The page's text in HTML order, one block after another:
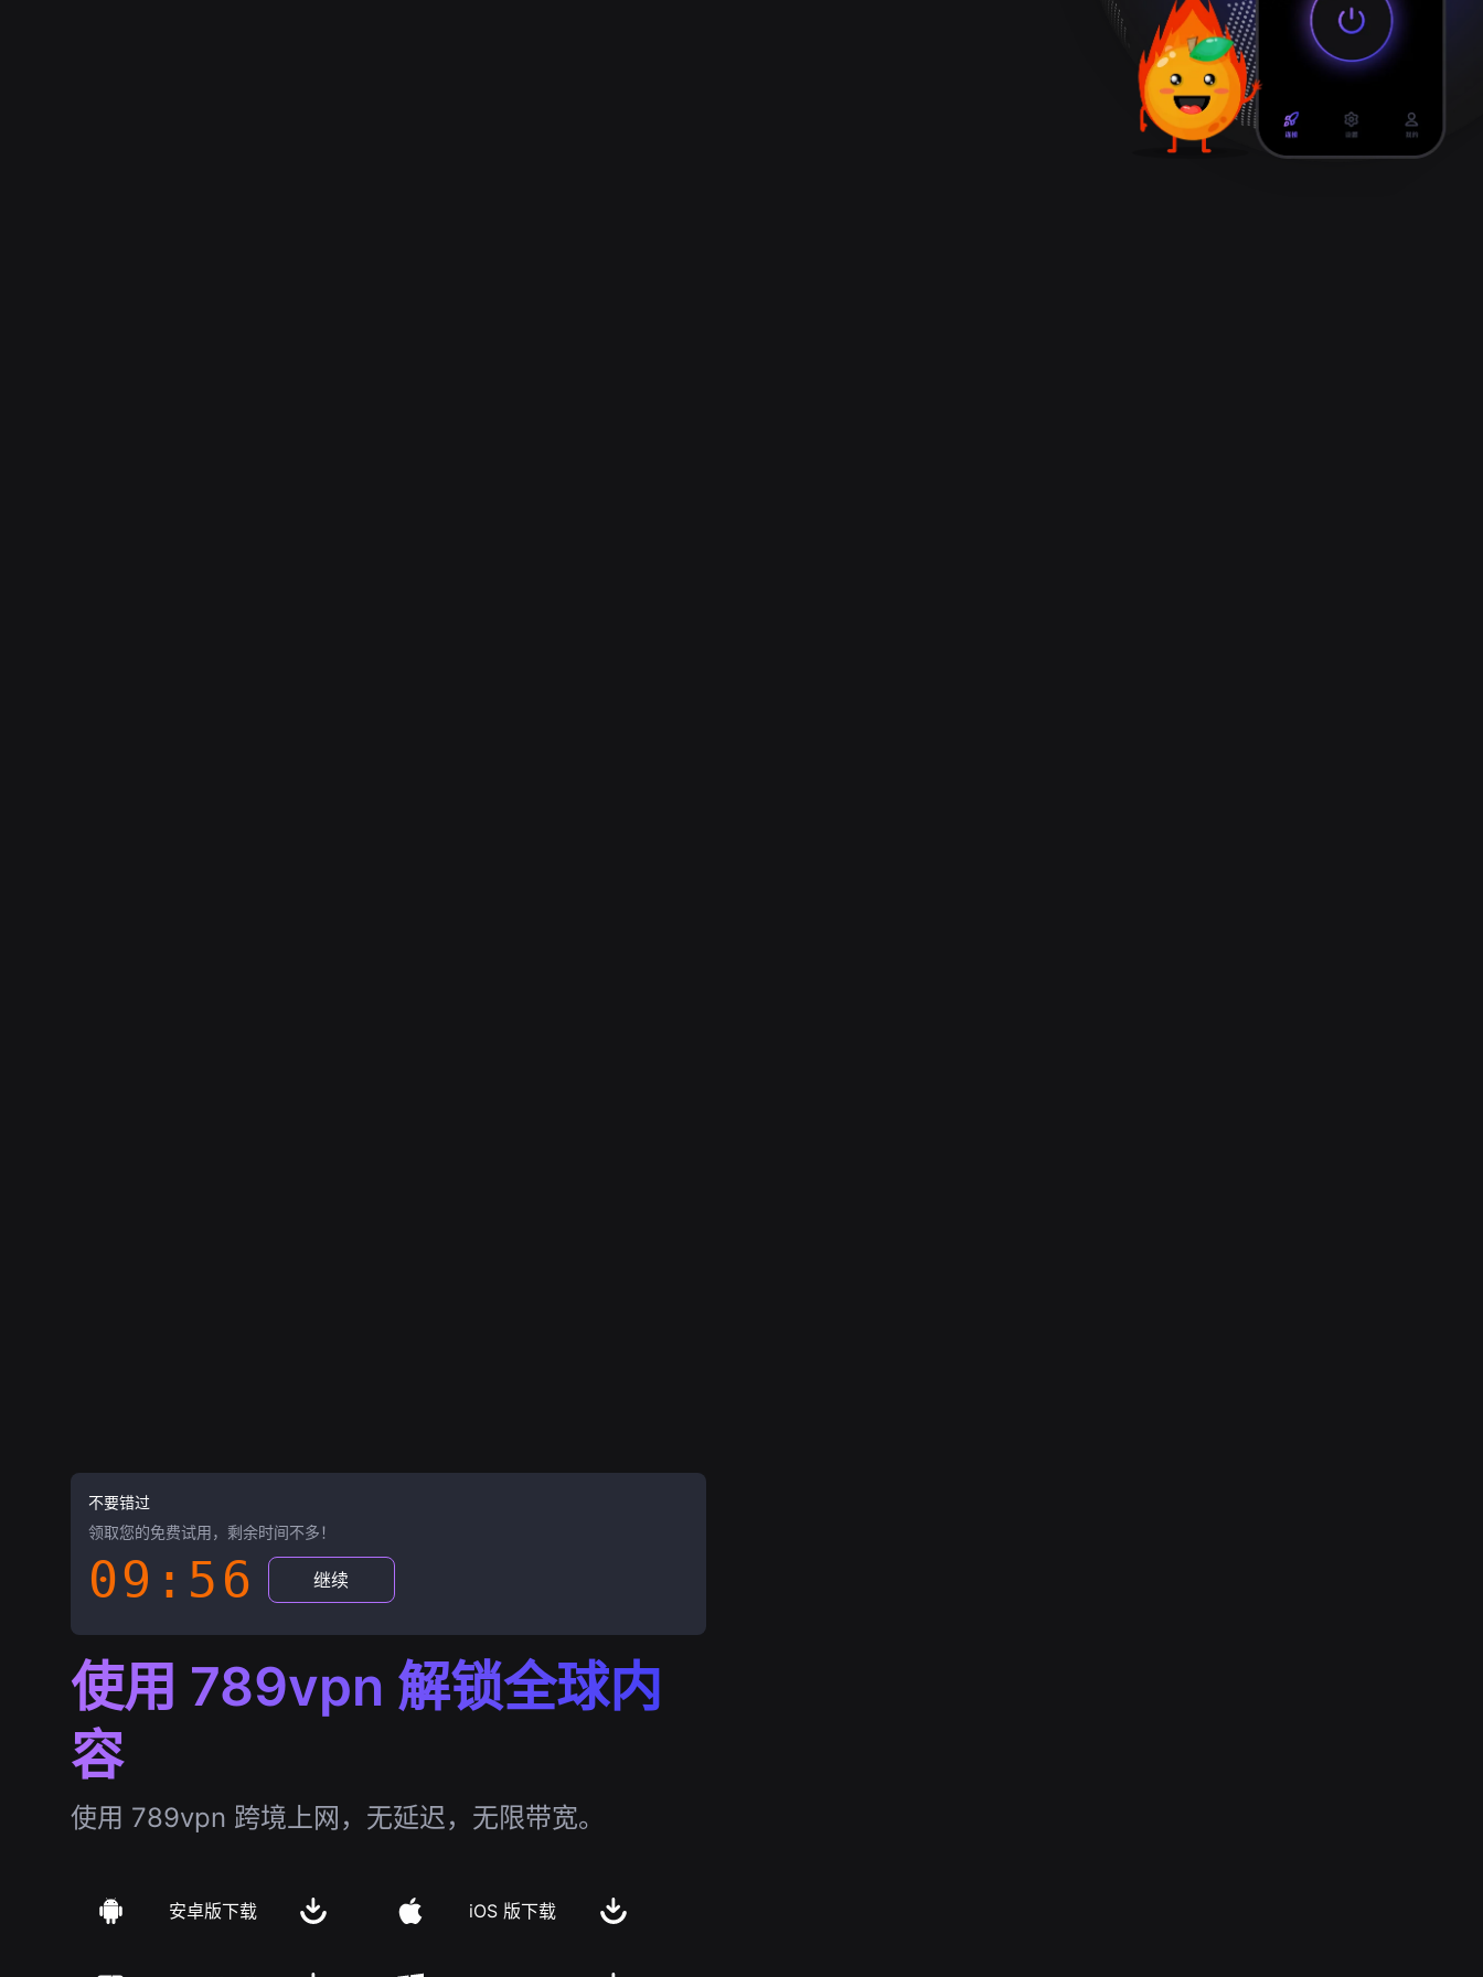
不要错过
领取您的免费试用，剩余时间不多！
09:55 继续
使用 789vpn 解锁全球内
容
使用 789vpn 跨境上网，无延迟，无限带宽。
安卓版下载 iOS 版下载